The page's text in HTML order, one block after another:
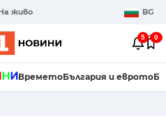
живо BG
5 0
ВреметоБългария и еврото